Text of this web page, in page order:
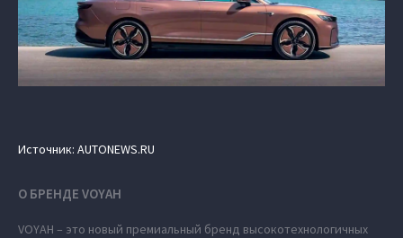
Источник: AUTONEWS.RU
О БРЕНДЕ VOYAH
VOYAH – это новый премиальный бренд высокотехнологичных